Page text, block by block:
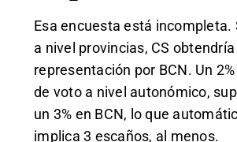
Esa encuesta está incompleta.
a nivel provincias, CS obtendría
representación por BCN. Un
de voto a nivel autonómico,
un 3% en BCN, lo que
implica 3 escaños, al menos.